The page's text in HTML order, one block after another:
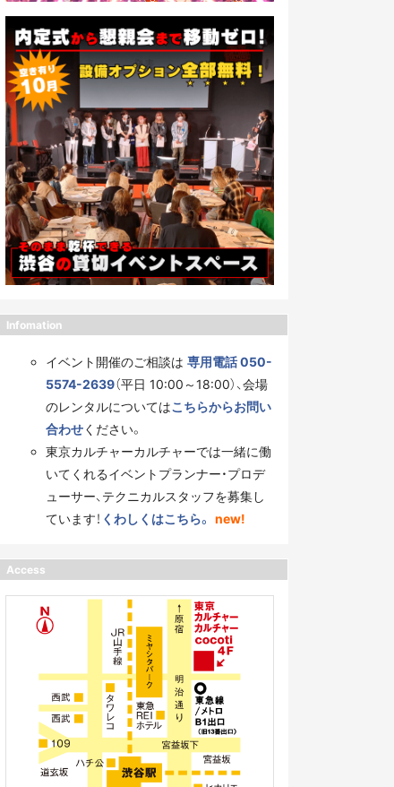
Infomation
イベント開催のご相談は 専用電話 050-
5574-2639（平日 10:00～18:00）、会場
のレンタルについてはこちらからお問い
合わせください。
東京カルチャーカルチャーでは一緒に働
いてくれるイベントプランナー・プロデ
ューサー、テクニカルスタッフを募集し
ています！ くわしくはこちら。 new!
Access